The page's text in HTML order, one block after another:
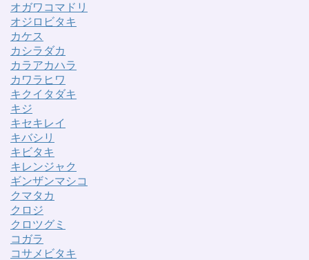
オガワコマドリ
オジロビタキ
カケス
カシラダカ
カラアカハラ
カワラヒワ
キクイタダキ
キジ
キセキレイ
キバシリ
キビタキ
キレンジャク
ギンザンマシコ
クマタカ
クロジ
クロツグミ
コガラ
コサメビタキ